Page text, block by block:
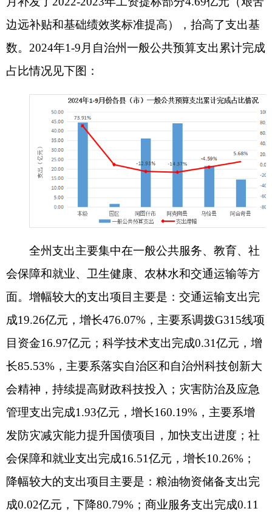
成0.02亿元，下降80.79%；商业服务支出完成0.11
亿元，下降66.16%；国防支出完成0.26亿元，下降
59.86%；城乡社区支出完成3.30亿元，下降
21.44%；住房保障支出完成5.90亿元，下降
26.34%；卫生健康支出完成13.42亿元，下降
16.43%；教育支出完成34.24亿元，下降3.65%。降
幅较大原因主要受上年一般债券项目资金投向领域
和发行规模影响，且支出较快，抬高了基数。
二、政府性基金预算收支情况
（一）政府性基金预算收入完成情况：1-9月，
减收1.85亿元，下降33.40%，其中土地出让价款收
入减收2.9亿元，降幅达55.93%,主要原因一是去年
同期清缴以前年度欠缴土地出让收入，抬高了同期
基数；二是今年土地市场需求减少，土地出让难度
（二）政府性基金预算支出完成情况：1-9月，
全州政府性基金支出累计完成8.98亿元，同比减支
发行规模大、项目支出较快拉高基数影响，今年专
项债发行较晚，且支出基数小（2023年1-9月发行专
项债券22.9亿元，支出9.27亿元；2024年1-9月仅发
行4.2亿元，支出1.65亿元）。
三、国有资本经营预算收支情况